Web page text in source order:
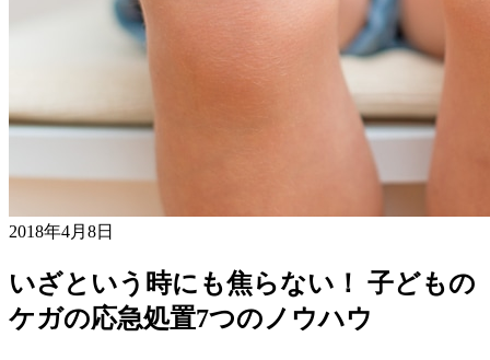
2018年4月8日
いざという時にも焦らない！ 子どもの
ケガの応急処置7つのノウハウ